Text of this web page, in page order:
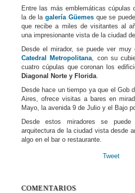
Entre las más emblemáticas cúpulas
la de lagalería Güemesque se
que recibe a miles de visitantes al
una impresionante vista de la ciudad
Desde el mirador, se puede ver muy
Catedral Metropolitana, con su
cuatro cúpulas que coronan los
Diagonal Norte y Florida.
Desde hace un tiempo ya que el Gob
Aires, ofrece visitas a bares en
Mayo, la avenida 9 de Julio y el Bajo
Desde estos miradores se
arquitectura de la ciudad vista desde
algo en el bar o restaurante.
Tweet
COMENTARIOS